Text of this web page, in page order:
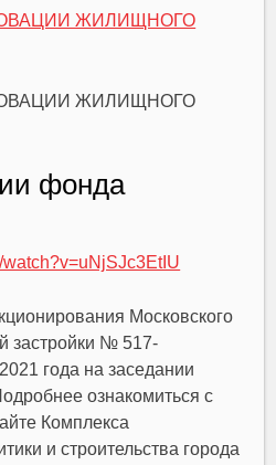
фонда
Московского
застройки № 517-
года на заседании
ознакомиться с
Комплекса
и строительства города